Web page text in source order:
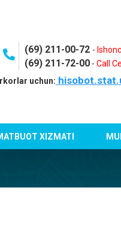
(69) 211-00-72 -
(69) 211-72-00- Call
uchun:
XIZMATI